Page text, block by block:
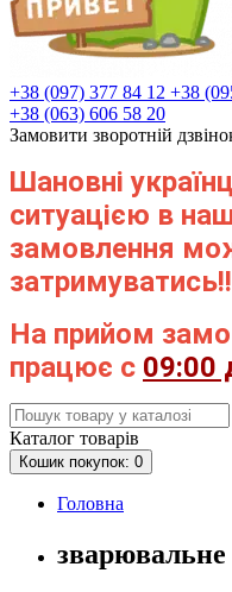
+38 (097) 377 84 12 +38
+38 (063) 606 58 20
Замовити зворотній
Шановні
ситуацією в
замовлення
На прийом
працює с 09:00
Каталог товарів
Кошик покупок: 0
Головна